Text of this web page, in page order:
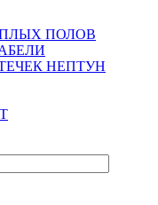
ПОЛОВ
НЕПТУН